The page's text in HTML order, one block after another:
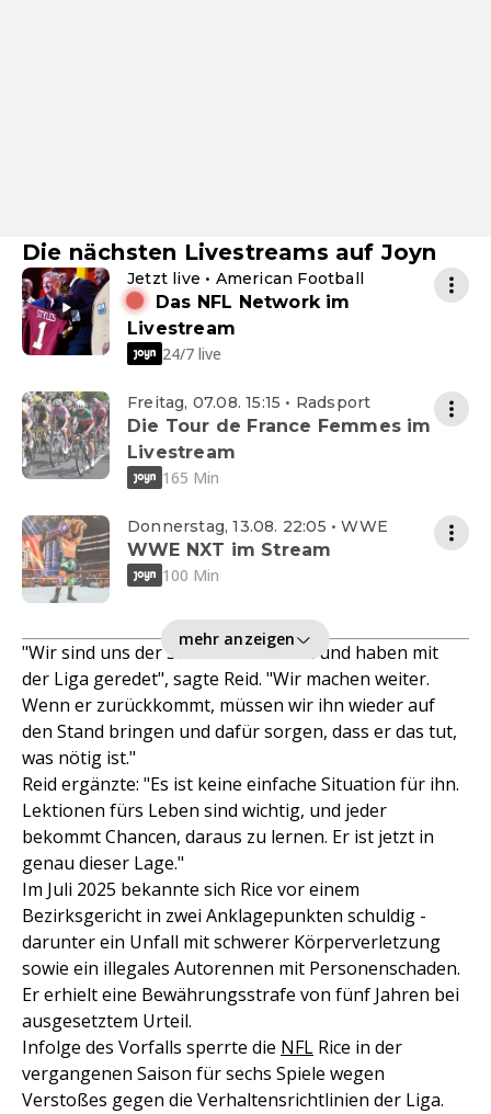
Die nächsten Livestreams auf Joyn
Jetzt live • American Football
Das NFL Network im
Livestream
24/7 live
Freitag, 07.08. 15:15 • Radsport
Die Tour de France Femmes im
Livestream
165 Min
Donnerstag, 13.08. 22:05 • WWE
WWE NXT im Stream
100 Min
mehr anzeigen
"Wir sind uns der Situation bewusst und haben mit
der Liga geredet", sagte Reid. "Wir machen weiter.
Wenn er zurückkommt, müssen wir ihn wieder auf
den Stand bringen und dafür sorgen, dass er das tut,
was nötig ist."
Reid ergänzte: "Es ist keine einfache Situation für ihn.
Lektionen fürs Leben sind wichtig, und jeder
bekommt Chancen, daraus zu lernen. Er ist jetzt in
genau dieser Lage."
Im Juli 2025 bekannte sich Rice vor einem
Bezirksgericht in zwei Anklagepunkten schuldig -
darunter ein Unfall mit schwerer Körperverletzung
sowie ein illegales Autorennen mit Personenschaden.
Er erhielt eine Bewährungsstrafe von fünf Jahren bei
ausgesetztem Urteil.
Infolge des Vorfalls sperrte die NFL Rice in der
vergangenen Saison für sechs Spiele wegen
Verstoßes gegen die Verhaltensrichtlinien der Liga.